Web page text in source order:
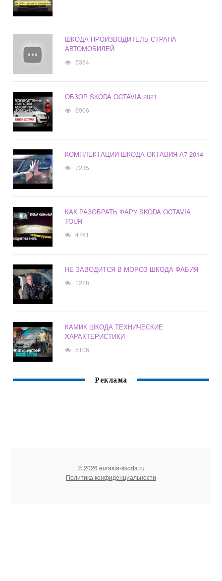
ШКОДА ПРОИЗВОДИТЕЛЬ СТРАНА
АВТОМОБИЛЕЙ
5364
ОБЗОР SKODA OCTAVIA 2021
6906
КОМПЛЕКТАЦИИ ШКОДА ОКТАВИЯ А7 2014
7235
КАК РАЗОБРАТЬ ФАРУ SKODA OCTAVIA
TOUR
4761
НЕ ЗАВОДИТСЯ В МОРОЗ ШКОДА ФАБИЯ
1228
КАМИК ШКОДА ТЕХНИЧЕСКИЕ
ХАРАКТЕРИСТИКИ
5106
Реклама
© 2026 eurasia-skoda.ru
Политика конфиденциальности